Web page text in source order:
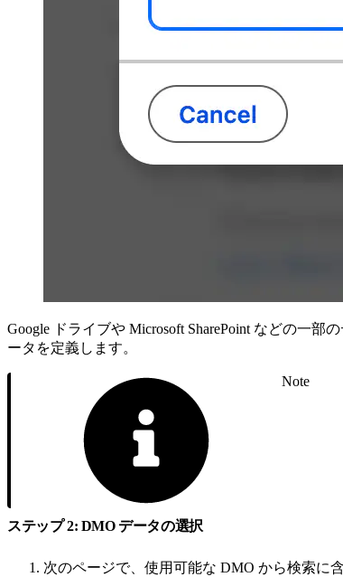
Google ドライブや Microsoft SharePoint などの一
ータを定義します。
Note
ステップ 2: DMO データの選択
次のページで、使用可能な DMO から検索に